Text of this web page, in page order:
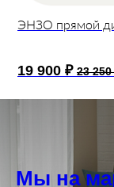
ЭНЗО прямой
19 900 ₽ 23 250
Мы на